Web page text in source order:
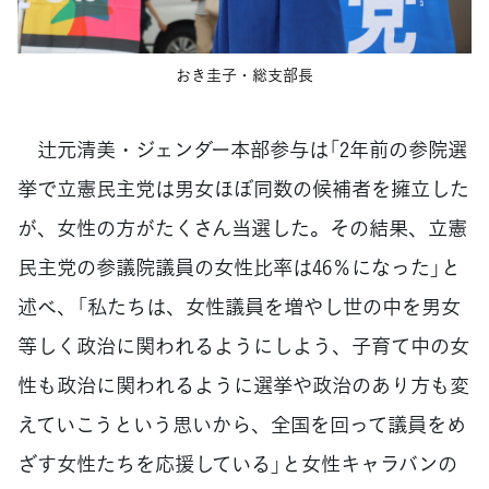
おき圭子・総支部長
辻元清美・ジェンダー本部参与は「2年前の参院選
挙で立憲民主党は男女ほぼ同数の候補者を擁立した
が、女性の方がたくさん当選した。その結果、立憲
民主党の参議院議員の女性比率は46％になった」と
述べ、「私たちは、女性議員を増やし世の中を男女
等しく政治に関われるようにしよう、子育て中の女
性も政治に関われるように選挙や政治のあり方も変
えていこうという思いから、全国を回って議員をめ
ざす女性たちを応援している」と女性キャラバンの